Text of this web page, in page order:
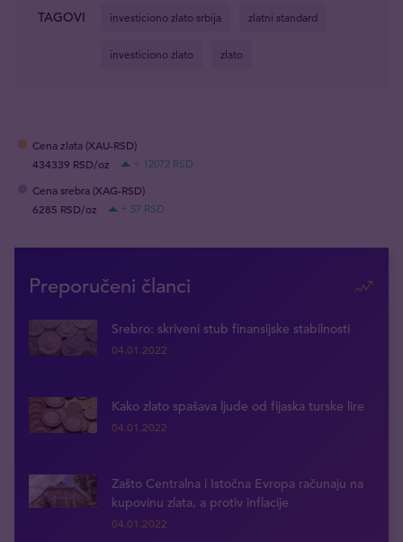
TAGOVI investiciono zlato srbija zlatni standard
investiciono zlato zlato
Cena zlata (XAU-RSD)
434339 RSD/oz
+ 12072 RSD
Cena srebra (XAG-RSD)
6285 RSD/oz
+ 57 RSD
Preporučeni članci
Srebro: skriveni stub finansijske stabilnosti
04.01.2022
Kako zlato spašava ljude od fijaska turske lire
04.01.2022
Zašto Centralna i Istočna Evropa računaju na
kupovinu zlata, a protiv inflacije
04.01.2022